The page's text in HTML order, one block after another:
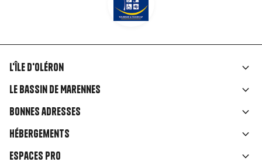
Liens
rubriques
L'île d'Oléron
Le Bassin de Marennes
Bonnes adresses
Hébergements
Espaces Pro